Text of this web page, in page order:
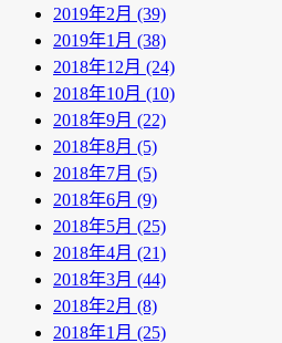
2019年2月 (39)
2019年1月 (38)
2018年12月 (24)
2018年10月 (10)
2018年9月 (22)
2018年8月 (5)
2018年7月 (5)
2018年6月 (9)
2018年5月 (25)
2018年4月 (21)
2018年3月 (44)
2018年2月 (8)
2018年1月 (25)